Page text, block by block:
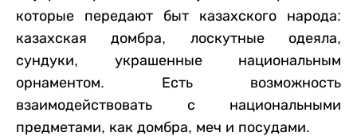
которые передают быт казахского народа:
казахская домбра, лоскутные одеяла,
сундуки, украшенные национальным
орнаментом. Есть возможность
взаимодействовать с национальными
предметами, как домбра, меч и посудами.